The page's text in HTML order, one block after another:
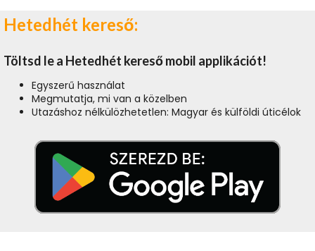
Hetedhét kereső:
Töltsd le a Hetedhét kereső mobil applikációt!
Egyszerű használat
Megmutatja, mi van a közelben
Utazáshoz nélkülözhetetlen: Magyar és külföldi úticélok